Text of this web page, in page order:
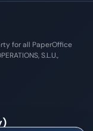
for all PaperOffice
S.L.U.,